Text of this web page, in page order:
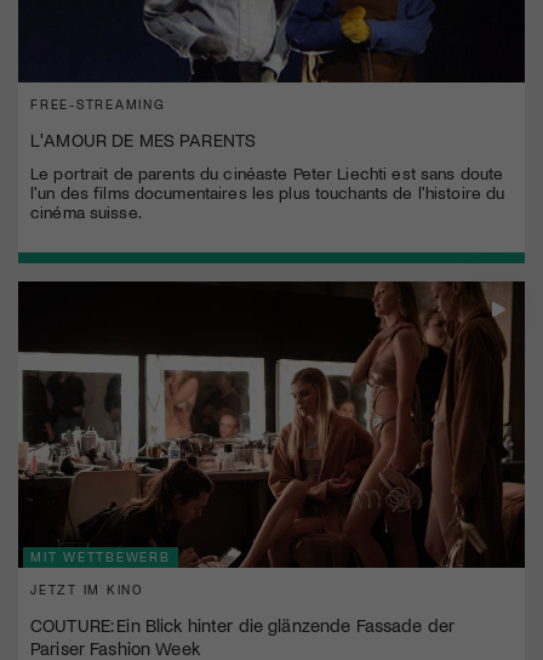
FREE-STREAMING
L'AMOUR DE MES PARENTS
Le portrait de parents du cinéaste Peter Liechti est sans doute
l'un des films documentaires les plus touchants de l'histoire du
cinéma suisse.
MIT WETTBEWERB
JETZT IM KINO
COUTURE: Ein Blick hinter die glänzende Fassade der
Pariser Fashion Week